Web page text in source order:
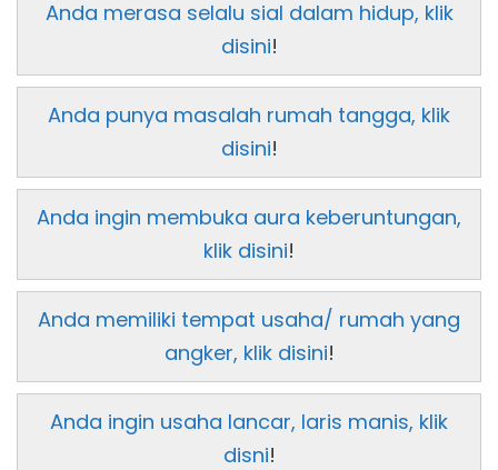
Anda merasa selalu sial dalam hidup, klik
disini!
Anda punya masalah rumah tangga, klik
disini!
Anda ingin membuka aura keberuntungan,
klik disini!
Anda memiliki tempat usaha/ rumah yang
angker, klik disini!
Anda ingin usaha lancar, laris manis, klik
disni!